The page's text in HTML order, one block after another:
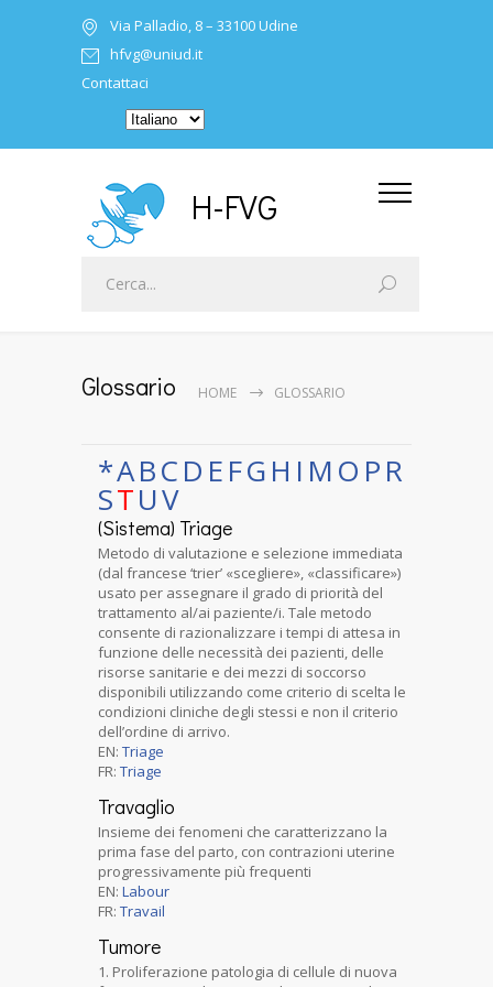
Via Palladio, 8 – 33100 Udine
hfvg@uniud.it
Contattaci
H-FVG
Glossario HOME GLOSSARIO
*ABCD EFGH I MO PR
STUV
(Sistema) Triage
Metodo di valutazione e selezione immediata
(dal francese ‘trier’ «scegliere», «classificare»)
usato per assegnare il grado di priorità del
trattamento al/ai paziente/i. Tale metodo
consente di razionalizzare i tempi di attesa in
funzione delle necessità dei pazienti, delle
risorse sanitarie e dei mezzi di soccorso
disponibili utilizzando come criterio di scelta le
condizioni cliniche degli stessi e non il criterio
dell’ordine di arrivo.
EN: Triage
FR: Triage
Travaglio
Insieme dei fenomeni che caratterizzano la
prima fase del parto, con contrazioni uterine
progressivamente più frequenti
EN: Labour
FR: Travail
Tumore
1. Proliferazione patologia di cellule di nuova